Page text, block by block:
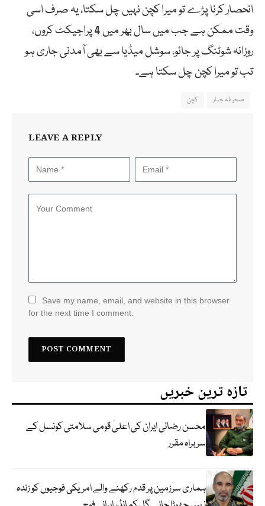
انحصار کرنا پڑے تو میرا کچن نہیں چل سکتا، یہ صرف اسی
وقت ممکن ہے جب میں سال بھر میں 4 پراجیکٹ کروں،
روزانہ شوٹنگ پر جائو، سوشل میڈیا سے بھی آمدنی جاری ہو
تب تو میرا کچن چل سکتا ہے۔
صحیفہ جبار کچن
LEAVE A REPLY
Save my name, email, and website in this browser
for the next time I comment.
تازہ ترین خبریں
محسن رضائی ایران کی اعلیٰ قومی سلامتی کونسل کے
سربراہ مقرر
ہماری سرزمین پر قدم رکھنے والے امریکی فوجیوں کو زندہ